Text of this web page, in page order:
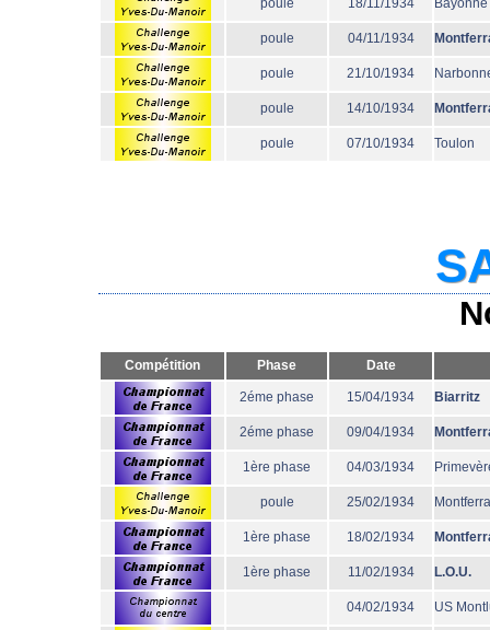
poule 18/11/1934 Bayonne
poule 04/11/1934
poule 21/10/1934
poule 14/10/1934
poule 07/10/1934 Toulon
Compétition Phase Date
2éme phase 15/04/1934 Biarritz
2éme phase 09/04/1934
1ère phase 04/03/1934
poule 25/02/1934
1ère phase 18/02/1934
1ère phase 11/02/1934 L.O.U.
04/02/1934 US